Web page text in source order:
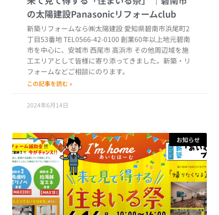
新築リフォームなら㈱太陽建設 愛知県碧南市浜尾町2
丁目53番地 TEL0566-42-0100 創業60年以上地元碧南
市を中心に、安城市 西尾市 高浜市 その他周辺域を施
工エリアとして皆様に寄り添ってきました。新築・リ
フォームなどご相談にのります。
この記事を読む »
2024年6月14日
お知らせ